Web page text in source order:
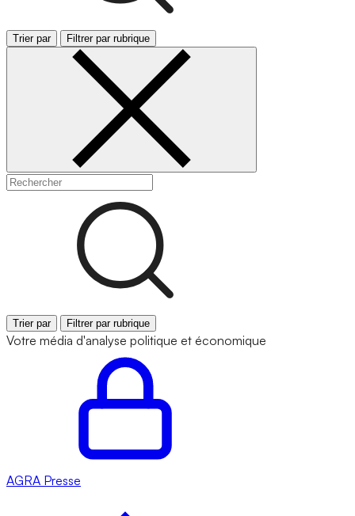
Trier par Filtrer par rubrique
Trier par Filtrer par rubrique
Votre média d'analyse politique et économique
AGRA Presse